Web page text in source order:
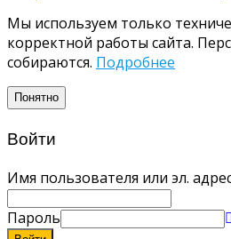
Мы используем только
корректной работы сайта.
собираются. Подробнее
Понятно
Войти
Имя пользователя или эл.
Пароль